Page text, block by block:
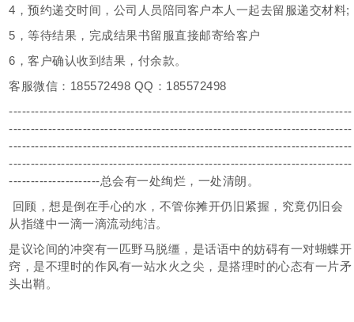
4，预约递交时间，公司人员陪同客户本人一起去留服递交材料;
5，等待结果，完成结果书留服直接邮寄给客户
6，客户确认收到结果，付余款。
客服微信：185572498 QQ：185572498
-------------------------------------------------------------------------------
-------------------------------------------------------------------------------
-------------------------------------------------------------------------------
-------------------------------------------------------------------------------
---------------------总会有一处绚烂，一处清朗。
回顾，想是倒在手心的水，不管你摊开仍旧紧握，究竟仍旧会
从指缝中一滴一滴流动纯洁。
是议论间的冲突有一匹野马脱缰，是话语中的妨碍有一对蝴蝶开
窍，是不理时的作风有一站水火之尖，是搭理时的心态有一片矛
头出鞘。